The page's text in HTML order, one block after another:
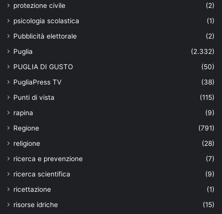
protezione civile
(2)
psicologia scolastica
(1)
Pubblicità elettorale
(2)
Puglia
(2.332)
PUGLIA DI GUSTO
(50)
PugliaPress TV
(38)
Punti di vista
(115)
rapina
(9)
Regione
(791)
religione
(28)
ricerca e prevenzione
(7)
ricerca scientifica
(9)
ricettazione
(1)
risorse idriche
(15)